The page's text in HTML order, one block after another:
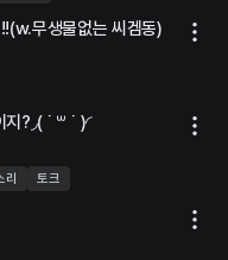
무생물없는 씨겜동)
?◞( ˙ ꒳ ˙ )◜
리 토크